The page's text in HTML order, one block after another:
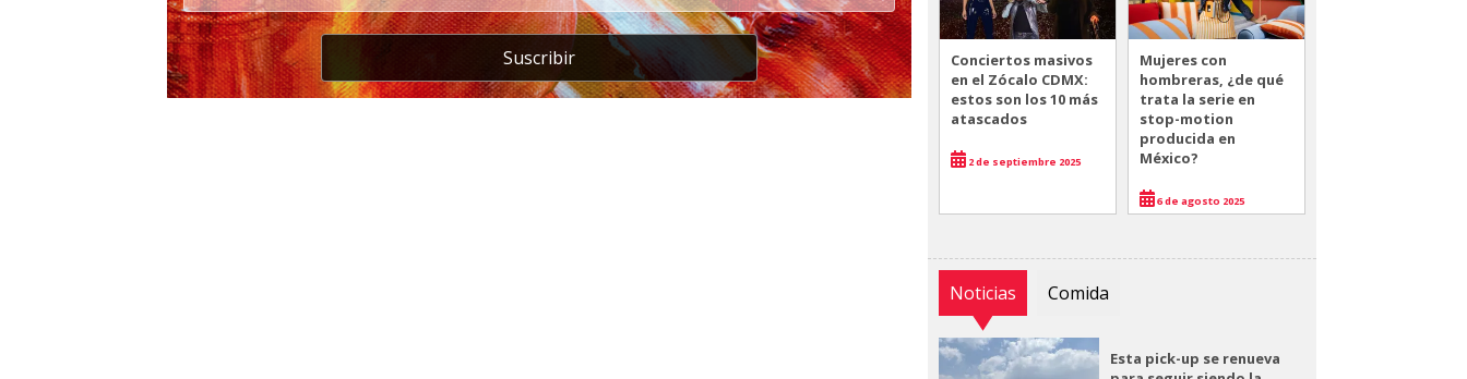
Suscribir
Conciertos masivos
en el Zócalo CDMX:
estos son los 10 más
atascados
2 de septiembre 2025
Mujeres con
hombreras, ¿de qué
trata la serie en
stop-motion
producida en
México?
6 de agosto 2025
Noticias Comida
Esta pick-up se renueva